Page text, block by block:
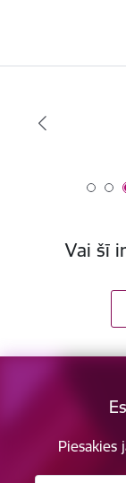
Vai šī
Piesakies